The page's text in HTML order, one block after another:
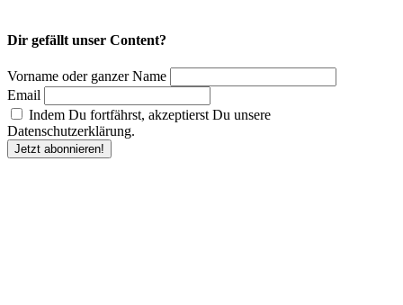
Dir gefällt unser Content?
Vorname oder ganzer Name
Email
Indem Du fortfährst, akzeptierst Du unsere
Datenschutzerklärung.